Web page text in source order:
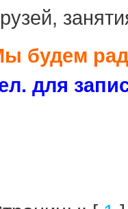
будем
для